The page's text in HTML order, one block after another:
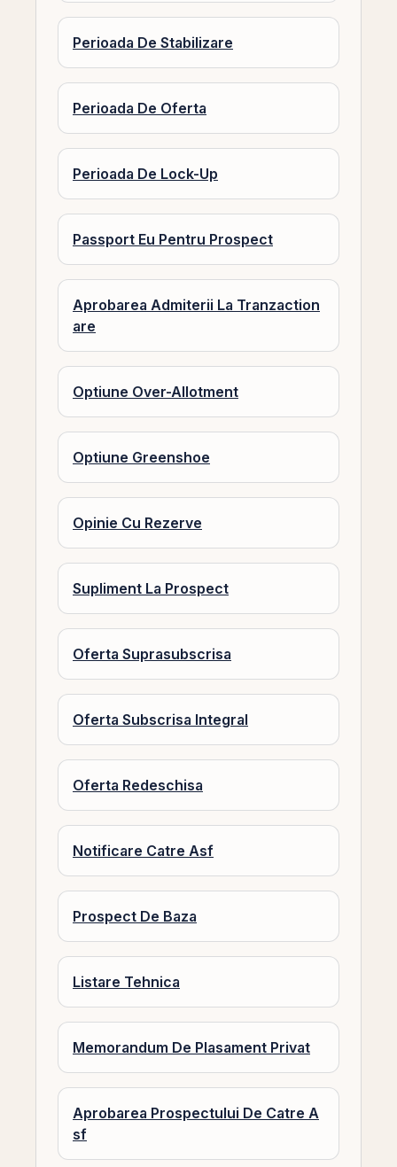
Perioada De Stabilizare
Perioada De Oferta
Perioada De Lock-Up
Passport Eu Pentru Prospect
Aprobarea Admiterii La Tranzaction
are
Optiune Over-Allotment
Optiune Greenshoe
Opinie Cu Rezerve
Supliment La Prospect
Oferta Suprasubscrisa
Oferta Subscrisa Integral
Oferta Redeschisa
Notificare Catre Asf
Prospect De Baza
Listare Tehnica
Memorandum De Plasament Privat
Aprobarea Prospectului De Catre A
sf